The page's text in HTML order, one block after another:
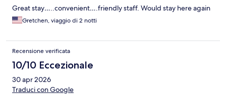
Great stay…..convenient….friendly staff. Would stay here again
Gretchen, viaggio di 2 notti
Recensione verificata
10/10 Eccezionale
30 apr 2026
Traduci con Google